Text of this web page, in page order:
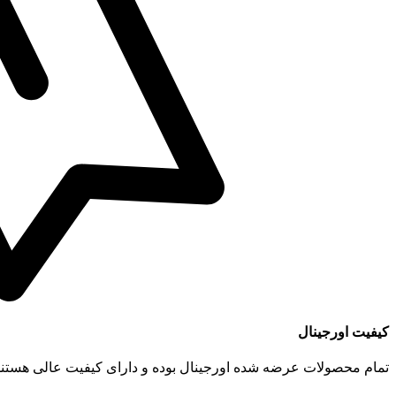
کیفیت اورجینال
تمام محصولات عرضه شده اورجینال بوده و دارای کیفیت عالی